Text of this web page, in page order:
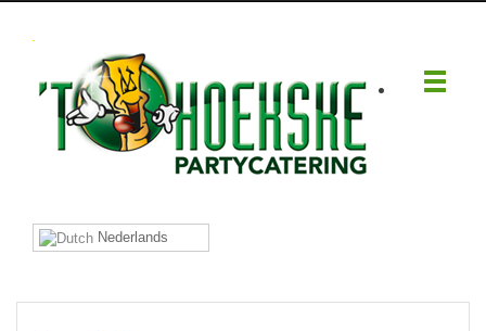
.
Nederlands